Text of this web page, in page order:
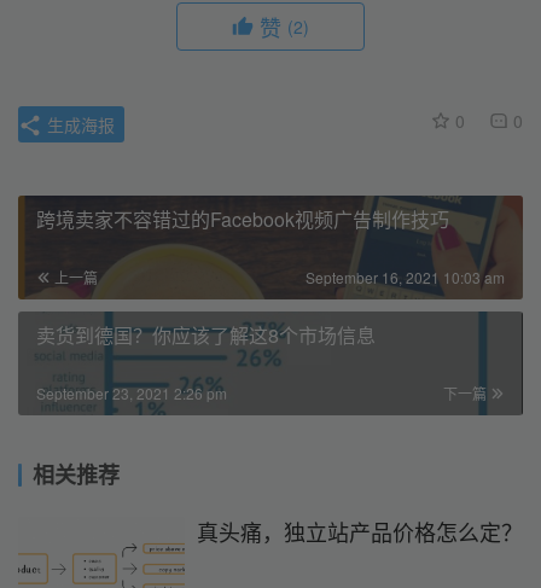
赞 (2)
0 0
生成海报
跨境卖家不容错过的Facebook视频广告制作技巧
上一篇 September 16, 2021 10:03 am
卖货到德国？你应该了解这8个市场信息
下一篇
September 23, 2021 2:26 pm
相关推荐
真头痛，独立站产品价格怎么定？